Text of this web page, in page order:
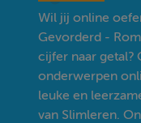
Wil jij online
Gevorderd -
cijfer naar getal?
onderwerpen
leuke en
van Slimleren.